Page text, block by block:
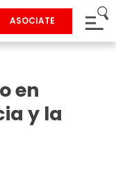
ASOCIATE
en
y la